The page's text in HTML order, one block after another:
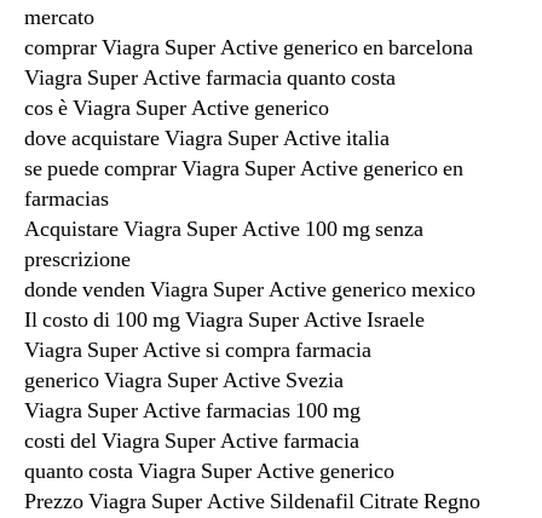
mercato
comprar Viagra Super Active generico en barcelona
Viagra Super Active farmacia quanto costa
cos è Viagra Super Active generico
dove acquistare Viagra Super Active italia
se puede comprar Viagra Super Active generico en
farmacias
Acquistare Viagra Super Active 100 mg senza
prescrizione
donde venden Viagra Super Active generico mexico
Il costo di 100 mg Viagra Super Active Israele
Viagra Super Active si compra farmacia
generico Viagra Super Active Svezia
Viagra Super Active farmacias 100 mg
costi del Viagra Super Active farmacia
quanto costa Viagra Super Active generico
Prezzo Viagra Super Active Sildenafil Citrate Regno